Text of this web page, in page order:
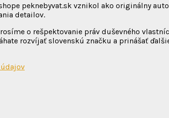
peknebyvat.sk vznikol ako originálny
detailov.
o rešpektovanie práv duševného
rozvíjať slovenskú značku a prinášať
údajov